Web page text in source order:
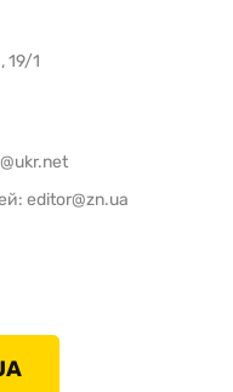
19/1
editor@zn.ua